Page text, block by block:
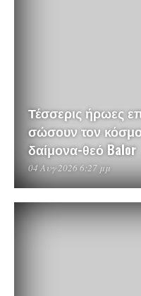
Τέσσερις ήρωες
σώσουν τον
δαίμονα-θεό Balor
04 Αυγ 2026 6:27 μμ